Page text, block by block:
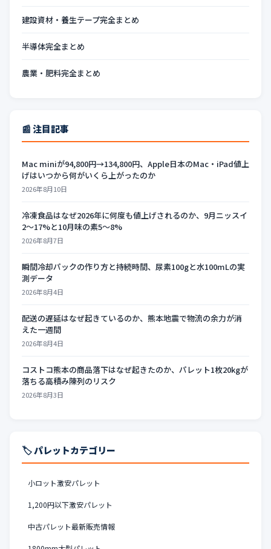
建設資材・養生テープ完全まとめ
半導体完全まとめ
農業・肥料完全まとめ
📰 注目記事
Mac miniが94,800円→134,800円、Apple日本のMac・iPad値上
げはいつから何がいくら上がったのか
2026年8月10日
冷凍食品はなぜ2026年に何度も値上げされるのか、9月ニッスイ
2〜17%と10月味の素5〜8%
2026年8月7日
瞬間冷却パックの作り方と持続時間、尿素100gと水100mLの実
測データ
2026年8月4日
配送の遅延はなぜ起きているのか、熊本地震で物流の余力が消
えた一週間
2026年8月4日
コストコ熊本の商品落下はなぜ起きたのか、パレット1枚20kgが
落ちる高積み陳列のリスク
2026年8月3日
🏷️ パレットカテゴリー
小ロット激安パレット
1,200円以下激安パレット
中古パレット最新販売情報